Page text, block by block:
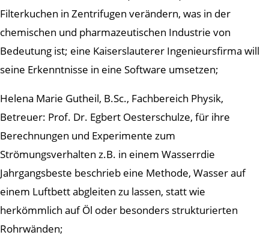
Filterkuchen in Zentrifugen verändern, was in der
chemischen und pharmazeutischen Industrie von
Bedeutung ist; eine Kaiserslauterer Ingenieursfirma will
seine Erkenntnisse in eine Software umsetzen;
Helena Marie Gutheil, B.Sc., Fachbereich Physik,
Betreuer: Prof. Dr. Egbert Oesterschulze, für ihre
Berechnungen und Experimente zum
Strömungsverhalten z.B. in einem Wasserrdie
Jahrgangsbeste beschrieb eine Methode, Wasser auf
einem Luftbett abgleiten zu lassen, statt wie
herkömmlich auf Öl oder besonders strukturierten
Rohrwänden;